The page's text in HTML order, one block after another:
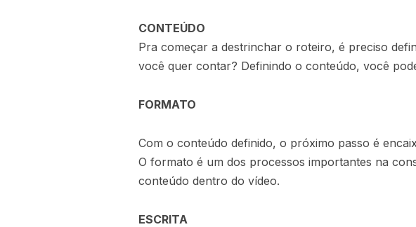
CONTEÚDO
Pra começar a destrinchar o roteiro, é preciso
você quer contar? Definindo o conteúdo, você
FORMATO
Com o conteúdo definido, o próximo passo é
O formato é um dos processos importantes na
conteúdo dentro do vídeo.
ESCRITA